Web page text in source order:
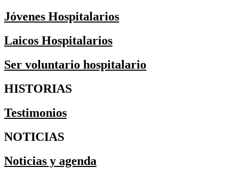
Jóvenes Hospitalarios
Laicos Hospitalarios
Ser voluntario hospitalario
HISTORIAS
Testimonios
NOTICIAS
Noticias y agenda